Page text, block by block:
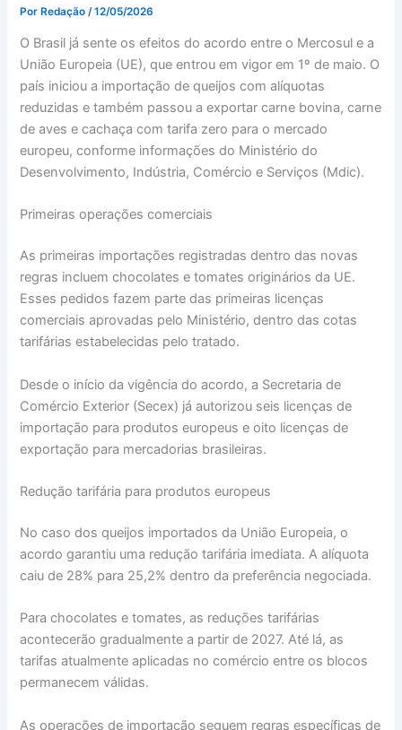
PorRedação /12/05/2026
O Brasil já sente os efeitos do acordo entre o Mercosul e a
União Europeia (UE), que entrou em vigor em 1º de maio. O
país iniciou a importação de queijos com alíquotas
reduzidas e também passou a exportar carne bovina, carne
de aves e cachaça com tarifa zero para o mercado
europeu, conforme informações do Ministério do
Desenvolvimento, Indústria, Comércio e Serviços (Mdic).
Primeiras operações comerciais
As primeiras importações registradas dentro das novas
regras incluem chocolates e tomates originários da UE.
Esses pedidos fazem parte das primeiras licenças
comerciais aprovadas pelo Ministério, dentro das cotas
tarifárias estabelecidas pelo tratado.
Desde o início da vigência do acordo, a Secretaria de
Comércio Exterior (Secex) já autorizou seis licenças de
importação para produtos europeus e oito licenças de
exportação para mercadorias brasileiras.
Redução tarifária para produtos europeus
No caso dos queijos importados da União Europeia, o
acordo garantiu uma redução tarifária imediata. A alíquota
caiu de 28% para 25,2% dentro da preferência negociada.
Para chocolates e tomates, as reduções tarifárias
acontecerão gradualmente a partir de 2027. Até lá, as
tarifas atualmente aplicadas no comércio entre os blocos
permanecem válidas.
As operações de importação seguem regras específicas de